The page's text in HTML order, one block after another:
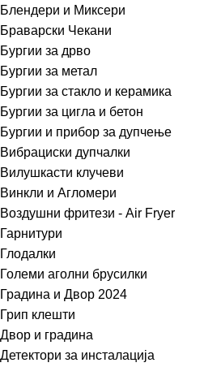
Блендери и Миксери
Браварски Чекани
Бургии за дрво
Бургии за метал
Бургии за стакло и керамика
Бургии за цигла и бетон
Бургии и прибор за дупчење
Вибрациски дупчалки
Вилушкасти клучеви
Винкли и Агломери
Воздушни фритези - Air Fryer
Гарнитури
Глодалки
Големи аголни брусилки
Градина и Двор 2024
Грип клешти
Двор и градина
Детектори за инсталација